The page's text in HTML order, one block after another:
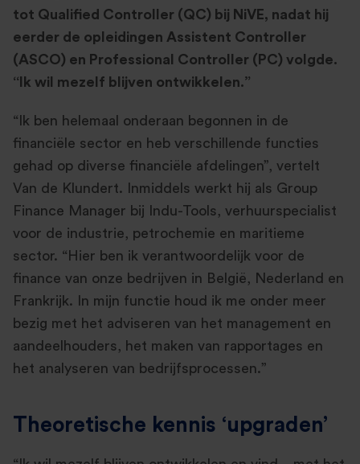
tot Qualified Controller (QC) bij NiVE, nadat hij
eerder de opleidingen Assistent Controller
(ASCO) en Professional Controller (PC) volgde.
“Ik wil mezelf blijven ontwikkelen.”
“Ik ben helemaal onderaan begonnen in de
financiële sector en heb verschillende functies
gehad op diverse financiële afdelingen”, vertelt
Van de Klundert. Inmiddels werkt hij als Group
Finance Manager bij Indu-Tools, verhuurspecialist
voor de industrie, petrochemie en maritieme
sector. “Hier ben ik verantwoordelijk voor de
finance van onze bedrijven in België, Nederland en
Frankrijk. In mijn functie houd ik me onder meer
bezig met het adviseren van het management en
aandeelhouders, het maken van rapportages en
het analyseren van bedrijfsprocessen.”
Theoretische kennis ‘upgraden’